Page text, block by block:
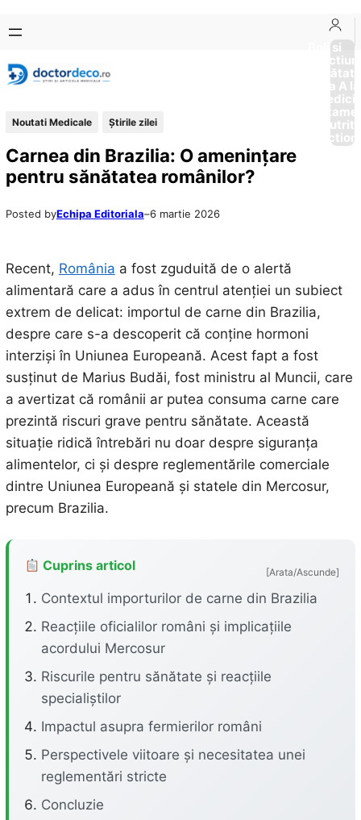
conținut
content
Boli si
Afectiuni
Sănătate
de la A
Noutati Medicale Știrile zilei
Carnea din Brazilia: O amenințare
pentru sănătatea românilor?
Posted byEchipa Editoriala–6 martie 2026
Recent, România a fost zguduită de o alertă
alimentară care a adus în centrul atenției un subiect
extrem de delicat: importul de carne din Brazilia,
despre care s-a descoperit că conține hormoni
interziși în Uniunea Europeană. Acest fapt a fost
susținut de Marius Budăi, fost ministru al Muncii, care
a avertizat că românii ar putea consuma carne care
prezintă riscuri grave pentru sănătate. Această
situație ridică întrebări nu doar despre siguranța
alimentelor, ci și despre reglementările comerciale
dintre Uniunea Europeană și statele din Mercosur,
precum Brazilia.
Cuprins articol [Arata/Ascunde]
Contextul importurilor de carne din Brazilia
Reacțiile oficialilor români și implicațiile
acordului Mercosur
Riscurile pentru sănătate și reacțiile
specialiștilor
Impactul asupra fermierilor români
Perspectivele viitoare și necesitatea unei
reglementări stricte
Concluzie